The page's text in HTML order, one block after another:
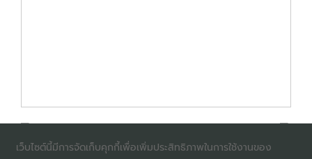
เว็บไซต์นี้มีการจัดเก็บคุกกี้เพื่อเพิ่มประสิทธิภาพในการใช้งานของ